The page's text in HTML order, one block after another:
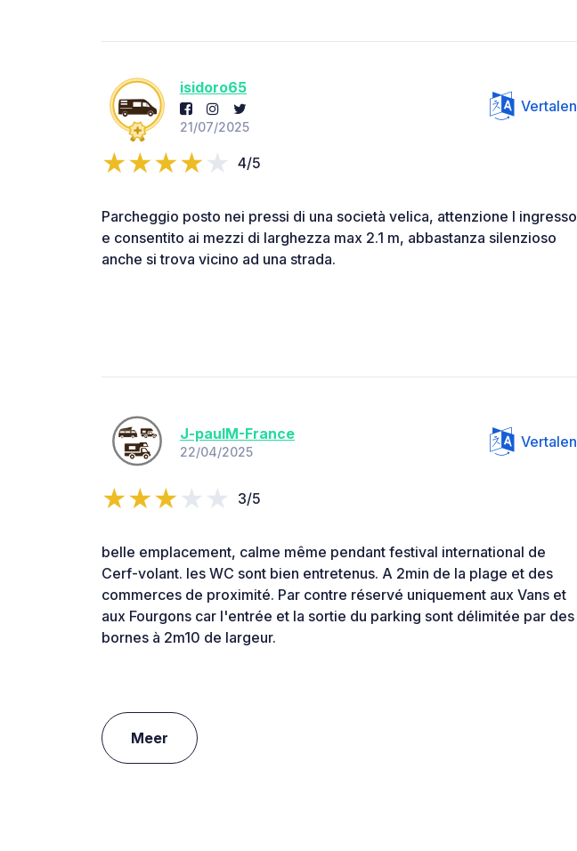
isidoro65
21/07/2025
Vertalen
4/5
Parcheggio posto nei pressi di una società velica, attenzione l ingresso
e consentito ai mezzi di larghezza max 2.1 m, abbastanza silenzioso
anche si trova vicino ad una strada.
J-paulM-France
22/04/2025
Vertalen
3/5
belle emplacement, calme même pendant festival international de
Cerf-volant. les WC sont bien entretenus. A 2min de la plage et des
commerces de proximité. Par contre réservé uniquement aux Vans et
aux Fourgons car l'entrée et la sortie du parking sont délimitée par des
bornes à 2m10 de largeur.
Meer